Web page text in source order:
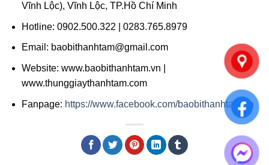
Vĩnh Lộc), Vĩnh Lộc, TP.Hồ Chí Minh
Hotline: 0902.500.322 | 0283.765.8979
Email: baobithanhtam@gmail.com
Website: www.baobithanhtam.vn |
www.thunggiaythanhtam.com
Fanpage: https://www.facebook.com/baobithanhtam.vn